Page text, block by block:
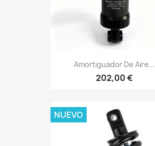
Amortiguador De Aire...
202,00 €
NUEVO